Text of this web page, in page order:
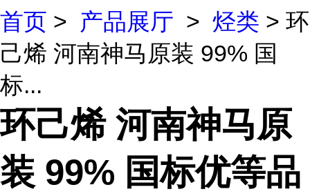
首页 > 产品展厅 > 烃类 > 环
己烯 河南神马原装 99% 国
标...
环己烯 河南神马原
装 99% 国标优等品